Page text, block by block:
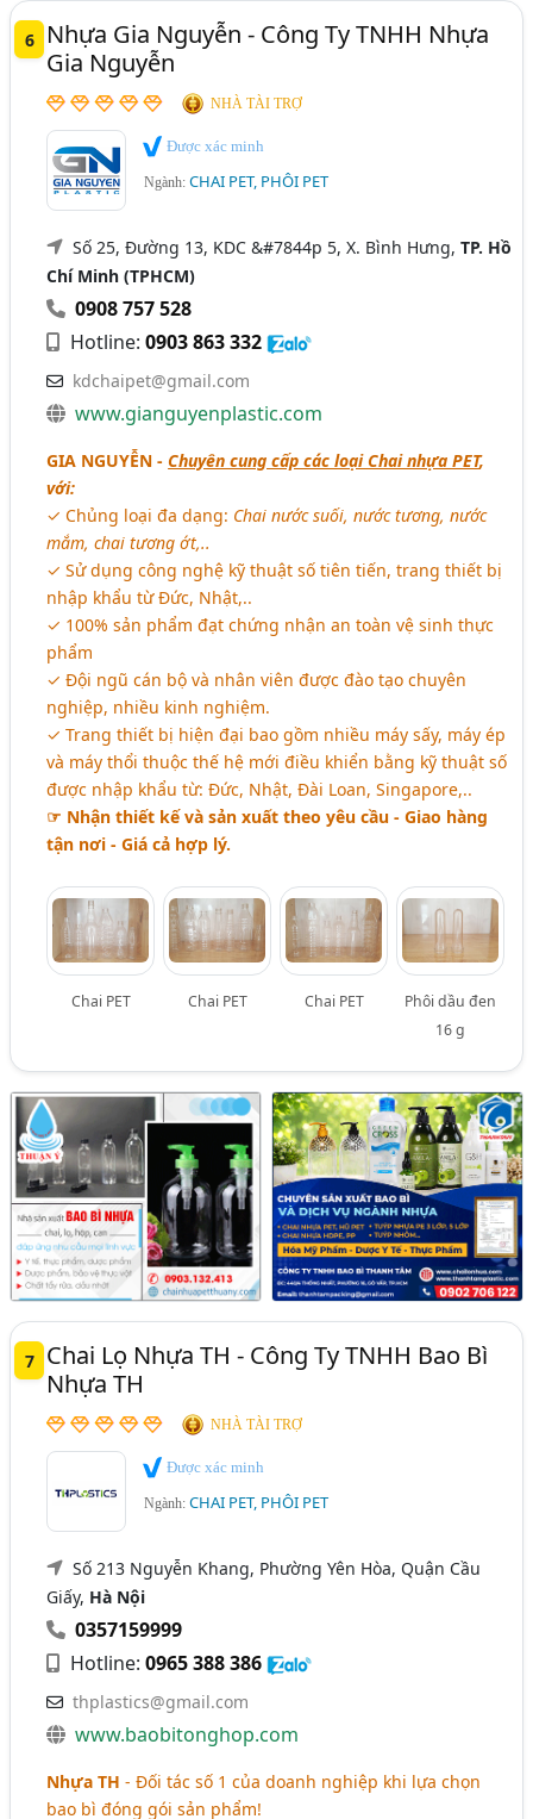
6
Nhựa Gia Nguyễn - Công Ty TNHH Nhựa
Gia Nguyễn
NHÀ TÀI TRỢ
Được xác minh
Ngành:CHAI PET, PHÔI PET
Số 25, Đường 13, KDC &#7844p 5, X. Bình Hưng,TP. Hồ
Chí Minh (TPHCM)
0908 757 528
Hotline:0903 863 332
kdchaipet@gmail.com
www.gianguyenplastic.com
GIA NGUYỄN -Chuyên cung cấp các loại Chai nhựa PET,
với:
✓ Chủng loại đa dạng: Chai nước suối, nước tương, nước
mắm, chai tương ớt,..
✓ Sử dụng công nghệ kỹ thuật số tiên tiến, trang thiết bị
nhập khẩu từ Đức, Nhật,..
✓ 100% sản phẩm đạt chứng nhận an toàn vệ sinh thực
phẩm
✓ Đội ngũ cán bộ và nhân viên được đào tạo chuyên
nghiệp, nhiều kinh nghiệm.
✓ Trang thiết bị hiện đại bao gồm nhiều máy sấy, máy ép
và máy thổi thuộc thế hệ mới điều khiển bằng kỹ thuật số
được nhập khẩu từ: Đức, Nhật, Đài Loan, Singapore,..
☞ Nhận thiết kế và sản xuất theo yêu cầu - Giao hàng
tận nơi - Giá cả hợp lý.
Chai PET Chai PET Chai PET
Phôi dầu đen
16 g
7
Chai Lọ Nhựa TH - Công Ty TNHH Bao Bì
Nhựa TH
NHÀ TÀI TRỢ
Được xác minh
Ngành:CHAI PET, PHÔI PET
Số 213 Nguyễn Khang, Phường Yên Hòa, Quận Cầu
Giấy, Hà Nội
0357159999
Hotline:0965 388 386
thplastics@gmail.com
www.baobitonghop.com
Nhựa TH - Đối tác số 1 của doanh nghiệp khi lựa chọn
bao bì đóng gói sản phẩm!